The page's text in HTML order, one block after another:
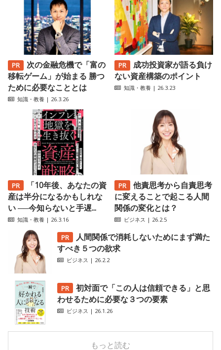
次の金融危機で「富の
移転ゲーム」が始まる 勝つ
ために必要なこととは
知識・教養 | 26.3.26
成功投資家が語る負け
ない資産構築のポイント
知識・教養 | 26.3.23
「10年後、あなたの資
産は半分になるかもしれな
い ──今知らないと手遅...
知識・教養 | 26.3.16
他責思考から自責思考
に変えることで起こる人間
関係の変化とは？
ビジネス | 26.2.5
人間関係で消耗しないためにまず満た
すべき５つの欲求
ビジネス | 26.2.2
初対面で「この人は信頼できる」と思
わせるために必要な３つの要素
ビジネス | 26.1.26
もっと読む